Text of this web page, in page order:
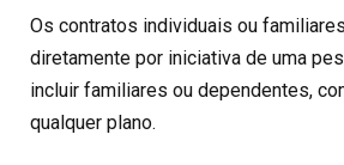
Os contratos individuais ou
diretamente por iniciativa de uma
incluir familiares ou dependentes,
qualquer plano.